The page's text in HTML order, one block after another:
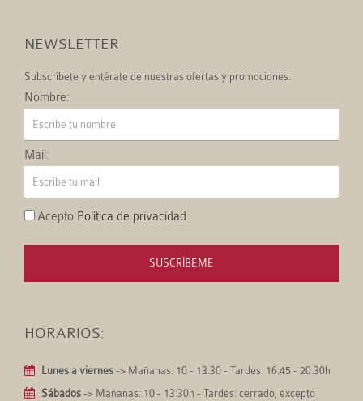
NEWSLETTER
Subscríbete y entérate de nuestras ofertas y promociones.
Nombre:
Mail:
Acepto Política de privacidad
SUSCRÍBEME
HORARIOS:
Lunes a viernes -> Mañanas: 10 - 13:30 - Tardes: 16:45 - 20:30h
Sábados -> Mañanas: 10 - 13:30h - Tardes: cerrado, excepto